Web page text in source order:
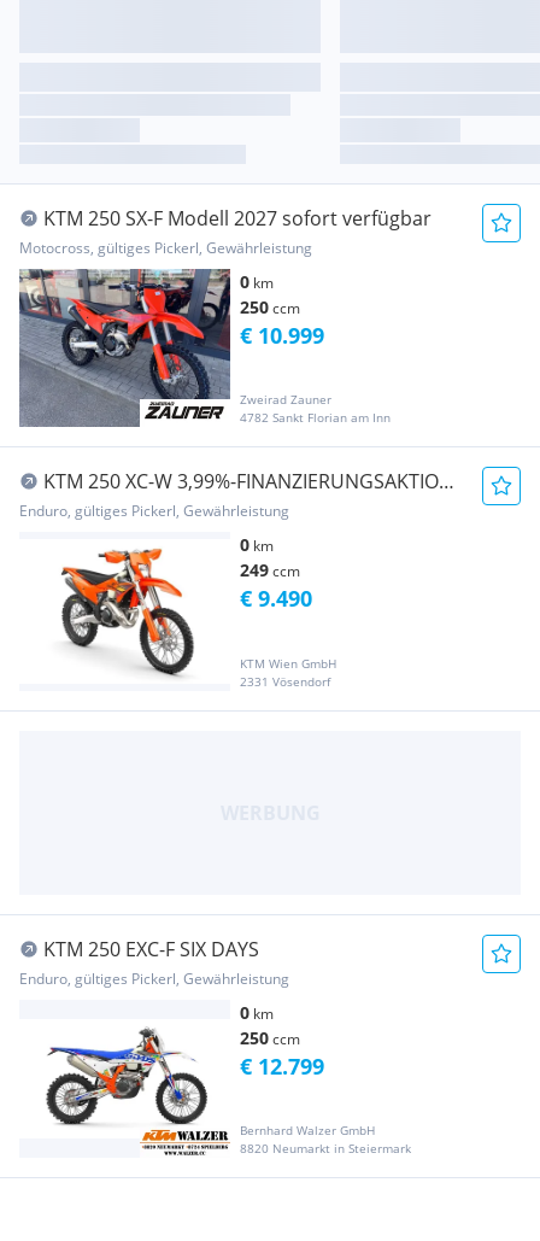
KTM 250 SX-F Modell 2027 sofort verfügbar
Motocross, gültiges Pickerl, Gewährleistung
0 km
250ccm
Zweirad Zauner
4782 Sankt Florian am Inn
€ 10.999
KTM 250 XC-W 3,99%-FINANZIERUNGSAKTION,
MY2026-AKTI...
Enduro, gültiges Pickerl, Gewährleistung
0 km
249ccm
KTM Wien GmbH
2331 Vösendorf
€ 9.490
KTM 250 EXC-F SIX DAYS
Enduro, gültiges Pickerl, Gewährleistung
0 km
250ccm
Bernhard Walzer GmbH
8820 Neumarkt in Steiermark
€ 12.799